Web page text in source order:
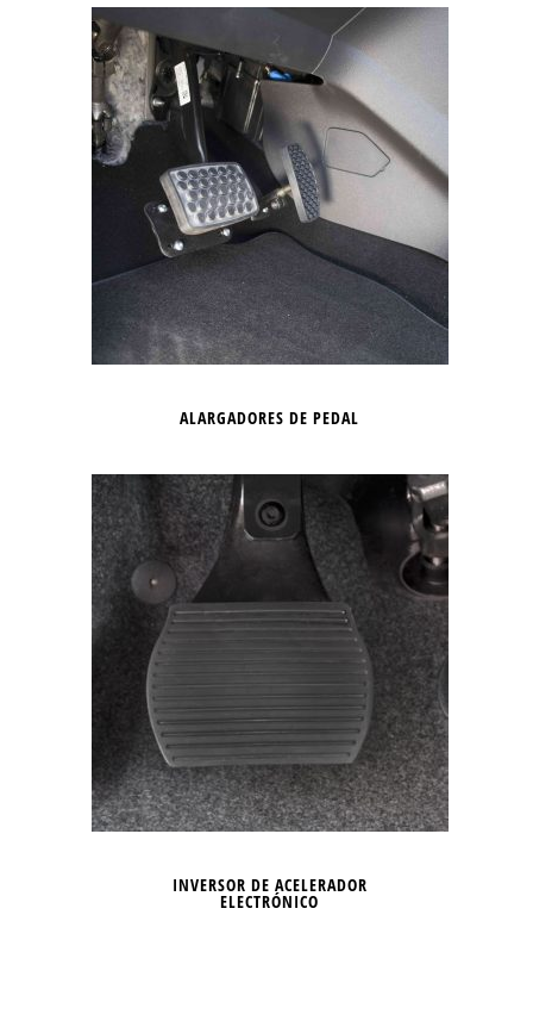
ALARGADORES DE PEDAL
INVERSOR DE ACELERADOR
ELECTRÓNICO